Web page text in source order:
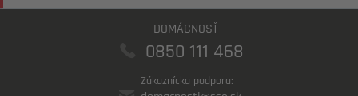
DOMÁCNOSŤ
0850 111 468
Zákaznícka podpora: